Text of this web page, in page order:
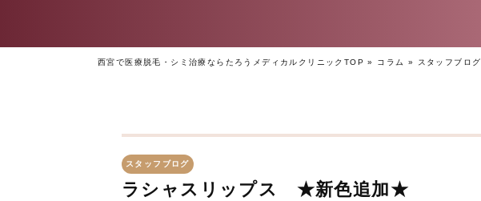
西宮で医療脱毛・シミ治療ならたろうメディカルクリニックTOP » コラム » スタッフブログ
スタッフブログ
ラシャスリップス ★新色追加★